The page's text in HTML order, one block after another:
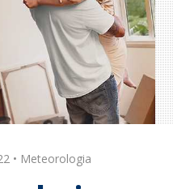
• Meteorologia